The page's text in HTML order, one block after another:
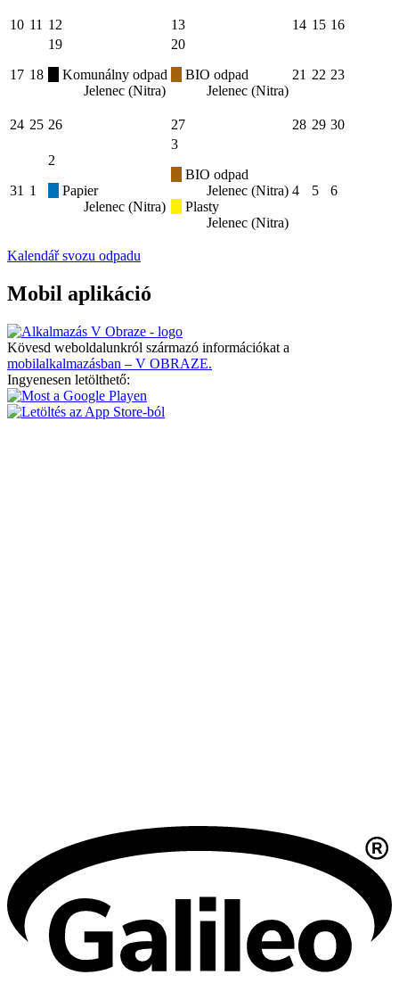
10 11 12 13 14 15 16
17 18
19
Komunálny odpad
Jelenec (Nitra)
20
BIO odpad
Jelenec (Nitra)
21 22 23
24 25 26 27 28 29 30
31 1
2
Papier
Jelenec (Nitra)
3
BIO odpad
Jelenec (Nitra)
Plasty
Jelenec (Nitra)
4 5 6
Kalendář svozu odpadu
Mobil aplikáció
Kövesd weboldalunkról származó információkat a
mobilalkalmazásban – V OBRAZE.
Ingyenesen letölthető: